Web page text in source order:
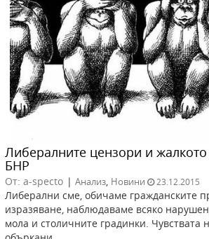
Либералните цензори и
БНР
От: a-specto | Анализ, Новини 23.12.2015
Либерални сме, обичаме гражданските
изразяване, наблюдаваме всяко
мола и столичните градинки. Чувствата